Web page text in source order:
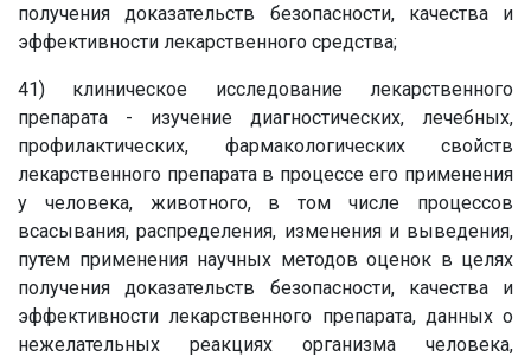
получения доказательств безопасности, качества и
эффективности лекарственного средства;
41) клиническое исследование лекарственного
препарата - изучение диагностических, лечебных,
профилактических, фармакологических свойств
лекарственного препарата в процессе его применения
у человека, животного, в том числе процессов
всасывания, распределения, изменения и выведения,
путем применения научных методов оценок в целях
получения доказательств безопасности, качества и
эффективности лекарственного препарата, данных о
нежелательных реакциях организма человека,